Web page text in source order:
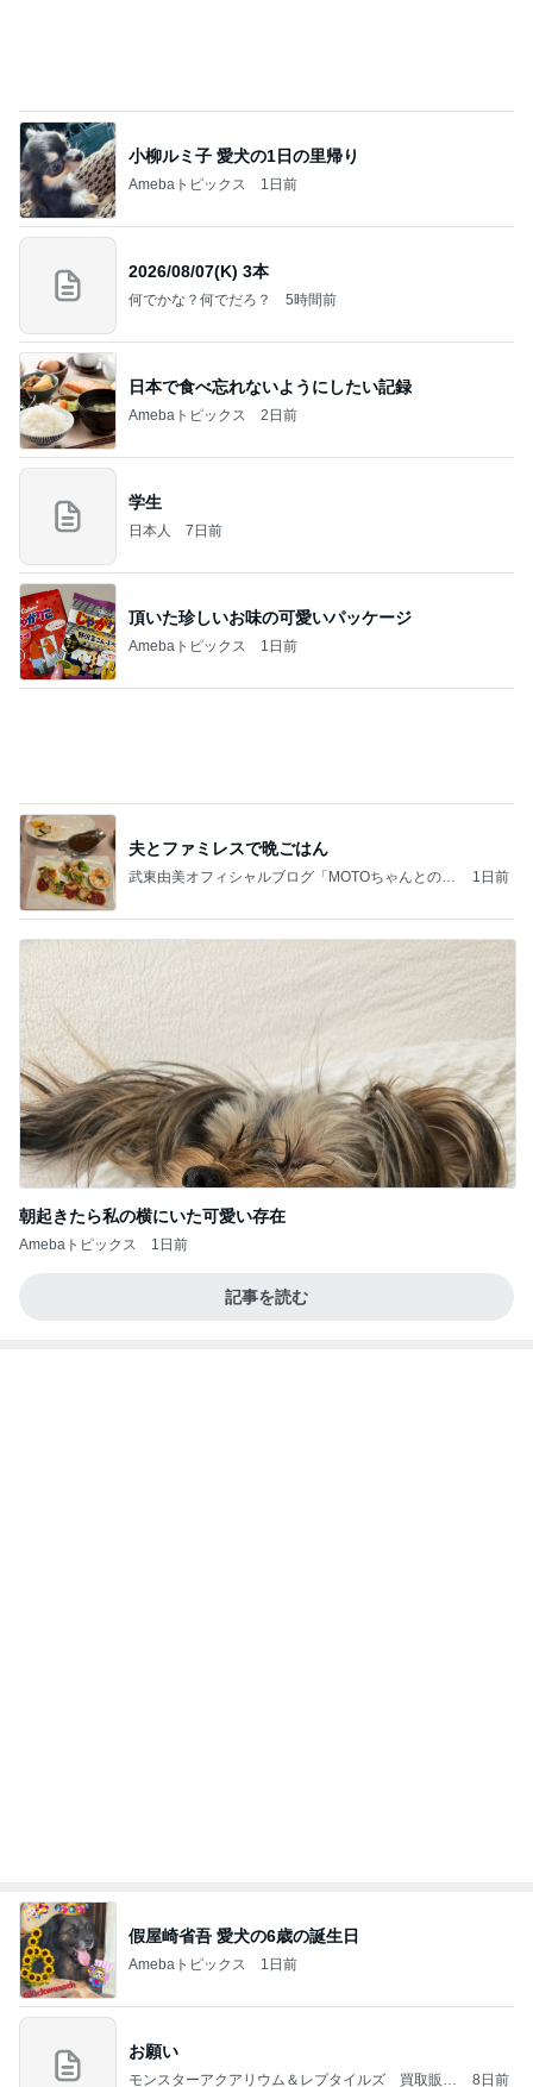
小柳ルミ子 愛犬の1日の里帰り
Amebaトピックス 1日前
2026/08/07(K) 3本
何でかな？何でだろ？ 5時間前
日本で食べ忘れないようにしたい記録
Amebaトピックス 2日前
学生
日本人 7日前
頂いた珍しいお味の可愛いパッケージ
Amebaトピックス 1日前
夫とファミレスで晩ごはん
武東由美オフィシャルブログ「MOTOちゃんとのは
1日前
朝起きたら私の横にいた可愛い存在
Amebaトピックス 1日前
記事を読む
假屋崎省吾 愛犬の6歳の誕生日
Amebaトピックス 1日前
お願い
モンスターアクアリウム＆レプタイルズ 買取販売
8日前